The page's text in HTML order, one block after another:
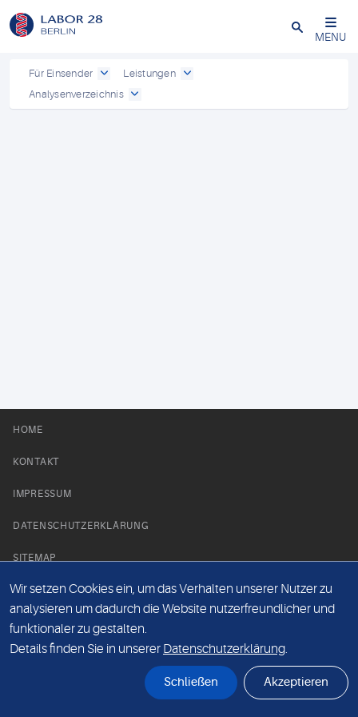
Schließen
MENU
Für Einsender
Leistungen
Analysenverzeichnis
HOME
KONTAKT
IMPRESSUM
DATENSCHUTZERKLÄRUNG
SITEMAP
NEWS PARTNER
Wir setzen Cookies ein, um das Verhalten unserer Nutzer zu
analysieren um dadurch die Website nutzerfreundlicher und
funktionaler zu gestalten.
Details finden Sie in unserer Datenschutzerklärung.
Schließen Akzeptieren